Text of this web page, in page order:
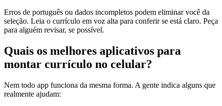
Erros de português ou dados incompletos podem eliminar você da
seleção. Leia o currículo em voz alta para conferir se está claro. Peça
para alguém revisar, se possível.
Quais os melhores aplicativos para
montar currículo no celular?
Nem todo app funciona da mesma forma. A gente indica alguns que
realmente ajudam: